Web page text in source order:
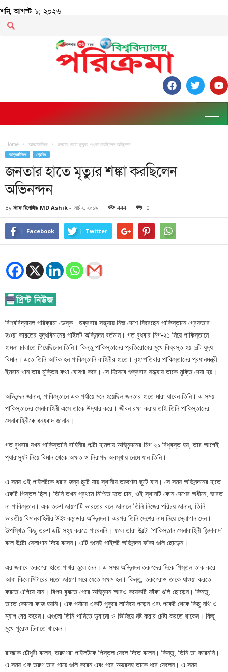
শনি, আগস্ট ৮, ২০২৬
Home আন্তর্জাতিক জনতার হাতে মৃত্যুর শঙ্কা করছিলেন অভিনন্দন
আন্তর্জাতিক ব্রেকিং
জনতার হাতে মৃত্যুর শঙ্কা করছিলেন
অভিনন্দন
By স্টাফ রিপোর্টারঃ MD Ashik - মার্চ ২, ২০১৯ 444 0
Facebook Twitter
বিশ্ববিদ্যায়ল পরিক্রমা ডেস্ক : শুক্রবার সন্ধ্যায় নিজ দেশে ফিরেছেন পাকিস্তানে গ্রেফতার
হওয়া ভারতের যুদ্ধবিমানের পাইলট অভিনন্দন বর্তমান। গত বুধবার মিগ-২১ নিয়ে পাকিস্তানে
হামলা চালাতে গিয়েছিলেন তিনি। কিন্তু পাকিস্তানের প্রতিরোধের মুখে বিধ্বস্ত হয় দুটি যুদ্ধ
বিমান। এতে তিনি আটক হন পাকিস্তানি বাহিনীর হাতে। বৃহস্পতিবার পাকিস্তানের প্রধানমন্ত্রী
ইমরান খান তার মুক্তির কথা ঘোষণা করে। সে হিসেবে শুক্রবার সন্ধ্যায় তাকে মুক্তি দেয়া হয়।
অভিনন্দন জানান, পাকিস্তানে এক পর্যায়ে মনে হয়েছিল জনতার হাতে মারা যাবেন তিনি। এ সময়
পাকিস্তানের সেনাবাহিনী এসে তাকে উদ্ধার করে। জীবন রক্ষা করায় তাই তিনি পাকিস্তানের
সেনাবাহিনীকে ধন্যবাদ জানান।
গত বুধবার যখন পাকিস্তানি বাহিনীর পাল্টা হামলায় অভিনন্দনের মিগ ২১ বিধ্বস্ত হয়, তার আগেই
প্যারাস্যুট নিয়ে বিমান থেকে অক্ষত ও নিরাপদ অবস্থায় নেমে যান তিনি।
এ সময় ওই পাইলটকে ধরার জন্য ছুটে যায় স্থানীয় তরুণেরা ছুটে যান। সে সময় অভিনন্দনের হাতে
একটি পিস্তল ছিল। তিনি তখন প্রথমে নিশ্চিত হতে চান, ওই স্থানটি কোন দেশের অধীনে, ভারত
না পাকিস্তান। এক তরুণ জায়গাটি ভারতের বলে জানালে তিনি নিজের পরিচয় জানান, তিনি
ভারতীয় বিমানবাহিনীর উইং কমান্ডার অভিনন্দন। এরপর তিনি দেশের নাম নিয়ে স্লোগান দেন।
উপস্থিত কিছু তরুণ এটি সহ্য করতে পারেননি। ফলে তারা উল্টো ‘পাকিস্তান সেনাবাহিনী জিন্দাবাদ’
বলে উল্টো স্লোগান দিয়ে বসেন। এটি শুনেই পাইলট অভিনন্দন ফাঁকা গুলি ছোড়েন।
এর জবাবে তরুণেরা হাতে পাথর তুলে নেন। এ সময় অভিনন্দন তরুণদের দিকে পিস্তল তাক করে
আধা কিলোমিটারের মতো জায়গা সরে যেতে সক্ষম হন। কিন্তু, তরুণেরাও তাকে ধাওয়া করতে
করতে এগিয়ে যান। বিপদ বুঝতে পেরে অভিনন্দন আরও কয়েকটি ফাঁকা গুলি ছোড়েন। কিন্তু,
তাতে কোনো কাজ হয়নি। এক পর্যায়ে একটি পুকুরে লাফিয়ে পড়েন এবং পকেট থেকে কিছু নথি ও
ম্যাপ বের করেন। এগুলো তিনি পানিতে ডুবানো ও ভিজিয়ে নষ্ট করার চেষ্টা করতে থাকেন। কিছু
মুখে পুরেও চিবাতে থাকেন।
রাজ্জাক চৌধুরী বলেন, তরুণেরা পাইলটকে পিস্তল ফেলে দিতে বলেন। কিন্তু, তিনি তা করেননি।
এ সময় এক তরুণ তার পায়ে গুলি করেন এবং পরে অস্ত্রসহ তাকে ধরে ফেলেন। এ সময়